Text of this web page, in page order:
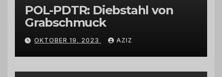
POL-PDTR: Diebstahl von
Grabschmuck
OKTOBER 19, 2023 AZIZ